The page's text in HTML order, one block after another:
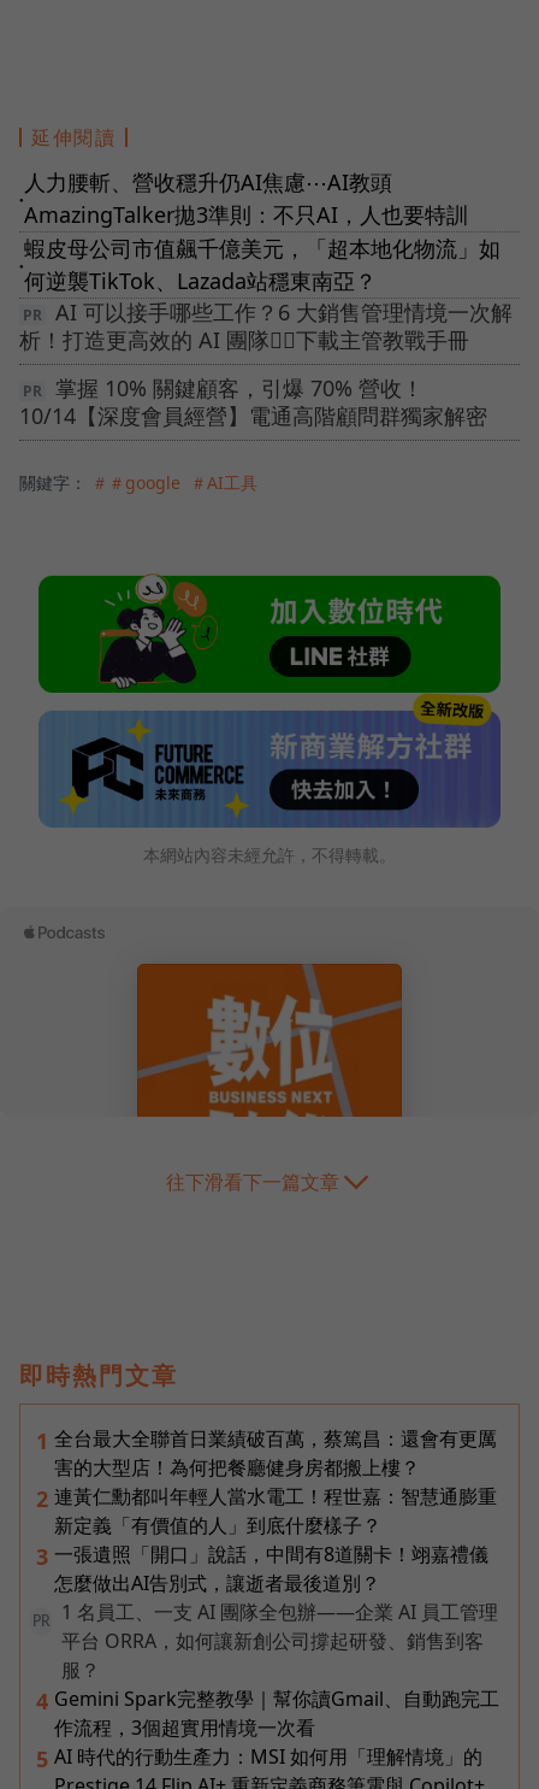
延伸閱讀
●
人力腰斬、營收穩升仍AI焦慮⋯AI教頭
AmazingTalker拋3準則：不只AI，人也要特訓
●
蝦皮母公司市值飆千億美元，「超本地化物流」如
何逆襲TikTok、Lazada站穩東南亞？
AI 可以接手哪些工作？6 大銷售管理情境一次解
析！打造更高效的 AI 團隊👉🏻下載主管教戰手冊
掌握 10% 關鍵顧客，引爆 70% 營收！
10/14【深度會員經營】電通高階顧問群獨家解密
關鍵字： ＃＃google ＃AI工具
本網站內容未經允許，不得轉載。
往下滑看下一篇文章
即時熱門文章
1 全台最大全聯首日業績破百萬，蔡篤昌：還會有更厲
害的大型店！為何把餐廳健身房都搬上樓？
2 連黃仁勳都叫年輕人當水電工！程世嘉：智慧通膨重
新定義「有價值的人」到底什麼樣子？
3 一張遺照「開口」說話，中間有8道關卡！翊嘉禮儀
怎麼做出AI告別式，讓逝者最後道別？
PR
1 名員工、一支 AI 團隊全包辦——企業 AI 員工管理
平台 ORRA，如何讓新創公司撐起研發、銷售到客
服？
4 Gemini Spark完整教學｜幫你讀Gmail、自動跑完工
作流程，3個超實用情境一次看
5 AI 時代的行動生產力：MSI 如何用「理解情境」的